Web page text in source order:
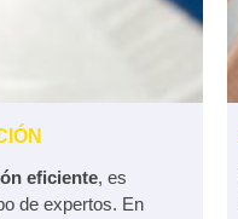
eficiente, es
de expertos. En